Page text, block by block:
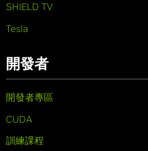
SHIELD TV
Tesla
開發者
開發者專區
CUDA
訓練課程